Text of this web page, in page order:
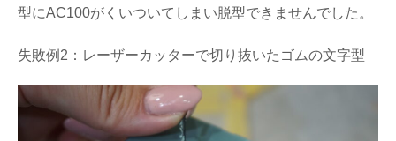
型にAC100がくいついてしまい脱型できませんでした。
失敗例2：レーザーカッターで切り抜いたゴムの文字型